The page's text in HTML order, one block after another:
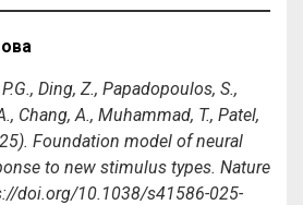
Ding, Z., Papadopoulos, S.,
Chang, A., Muhammad, T., Patel,
Foundation model of neural
to new stimulus types. Nature
doi.org/10.1038/s41586-025-